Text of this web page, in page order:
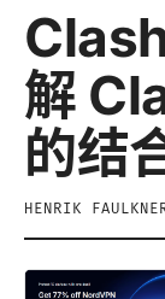
解
的结
HENRIK